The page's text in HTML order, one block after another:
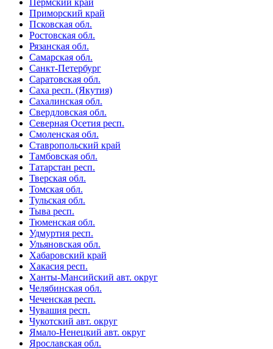
Пермский край
Приморский край
Псковская обл.
Ростовская обл.
Рязанская обл.
Самарская обл.
Санкт-Петербург
Саратовская обл.
Саха респ. (Якутия)
Сахалинская обл.
Свердловская обл.
Северная Осетия респ.
Смоленская обл.
Ставропольский край
Тамбовская обл.
Татарстан респ.
Тверская обл.
Томская обл.
Тульская обл.
Тыва респ.
Тюменская обл.
Удмуртия респ.
Ульяновская обл.
Хабаровский край
Хакасия респ.
Ханты-Мансийский авт. округ
Челябинская обл.
Чеченская респ.
Чувашия респ.
Чукотский авт. округ
Ямало-Ненецкий авт. округ
Ярославская обл.